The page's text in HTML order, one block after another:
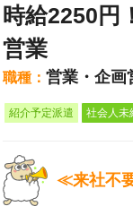
時給2250円
営業
職種： 営業・企画
紹介予定派遣 社会人未
≪来社不